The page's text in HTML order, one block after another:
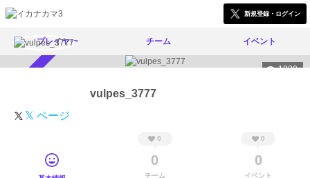
新規登録・ログイン
プレイヤー チーム イベント
1330
vulpes_3777
𝕏 ページ
0
0
チーム
0
0
イベント